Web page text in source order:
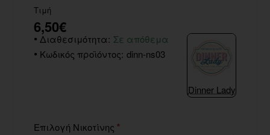
Τιμή
6,50€
Διαθεσιμότητα: Σε απόθεμα
Κωδικός προϊόντος: dinn-ns03
Dinner Lady
Επιλογή Νικοτίνης